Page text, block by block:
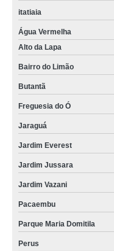
itatiaia
Água Vermelha
Alto da Lapa
Bairro do Limão
Butantã
Freguesia do Ó
Jaraguá
Jardim Everest
Jardim Jussara
Jardim Vazani
Pacaembu
Parque Maria Domitila
Perus